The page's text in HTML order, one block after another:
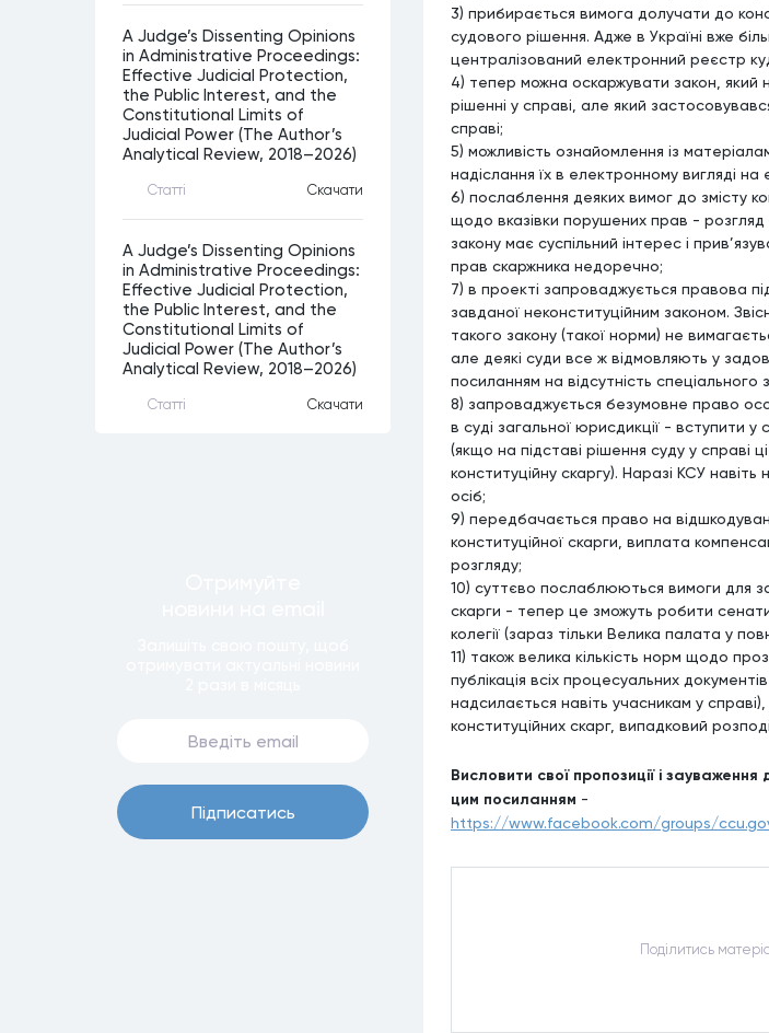
A Judge’s Dissenting Opinions
in Administrative Proceedings:
Effective Judicial Protection,
the Public Interest, and the
Constitutional Limits of
Judicial Power (The Author’s
Analytical Review, 2018–2026)
Статтi Скачати
A Judge’s Dissenting Opinions
in Administrative Proceedings:
Effective Judicial Protection,
the Public Interest, and the
Constitutional Limits of
Judicial Power (The Author’s
Analytical Review, 2018–2026)
Статтi Скачати
Пiдписатись
3) прибирається вимога долучати до
судового рішення. Адже в Україні вже
централізований електронний реєстр
4) тепер можна оскаржувати закон, який
рішенні у справі, але який
справі;
5) можливість ознайомлення із
надіслання їх в електронному вигляді
6) послаблення деяких вимог до змісту
щодо вказівки порушених прав - розгляд
закону має суспільний інтерес і
прав скаржника недоречно;
7) в проекті запроваджується правова
завданої неконституційним законом.
такого закону (такої норми) не
але деякі суди все ж відмовляють у
посиланням на відсутність спеціального
8) запроваджується безумовне право
в суді загальної юрисдикції - вступити у
(якщо на підставі рішення суду у справі
конституційну скаргу). Наразі КСУ
осіб;
9) передбачається право на
конституційної скарги, виплата
розгляду;
10) суттєво послаблюються вимоги для
скарги - тепер це зможуть робити
колегії (зараз тільки Велика палата у
11) також велика кількість норм щодо
публікація всіх процесуальних
надсилається навіть учасникам у
конституційних скарг, випадковий
Висловити свої пропозиції і
цим посиланням -
https://www.facebook.com/groups/
Подiлитись